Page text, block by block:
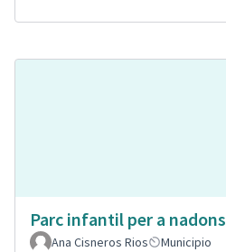
Parc infantil per a nadons
Ana Cisneros Rios
Municipio